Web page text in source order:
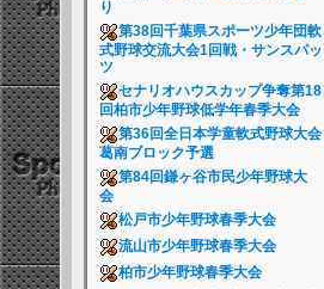
り
第38回千葉県スポーツ少年団軟
式野球交流大会1回戦・サンスパッ
ツ
セナリオハウスカップ争奪第18
回柏市少年野球低学年春季大会
第36回全日本学童軟式野球大会
葛南ブロック予選
第84回鎌ヶ谷市民少年野球大
会
松戸市少年野球春季大会
流山市少年野球春季大会
柏市少年野球春季大会